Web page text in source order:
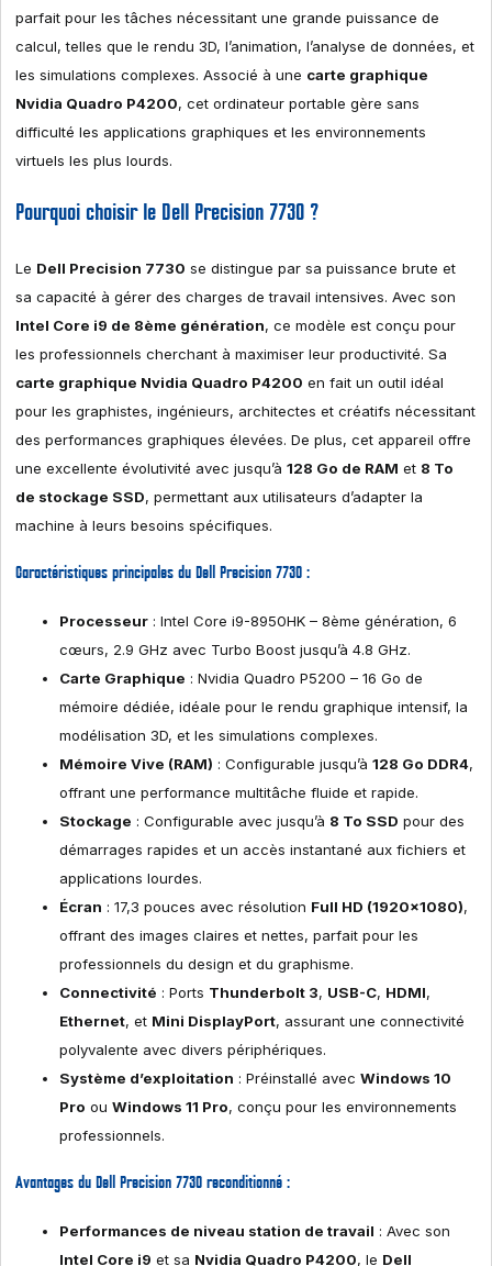
parfait pour les tâches nécessitant une grande puissance de
calcul, telles que le rendu 3D, l’animation, l’analyse de données, et
les simulations complexes. Associé à une carte graphique
Nvidia Quadro P4200, cet ordinateur portable gère sans
difficulté les applications graphiques et les environnements
virtuels les plus lourds.
Pourquoi choisir le Dell Precision 7730 ?
Le Dell Precision 7730 se distingue par sa puissance brute et
sa capacité à gérer des charges de travail intensives. Avec son
Intel Core i9 de 8ème génération, ce modèle est conçu pour
les professionnels cherchant à maximiser leur productivité. Sa
carte graphique Nvidia Quadro P4200 en fait un outil idéal
pour les graphistes, ingénieurs, architectes et créatifs nécessitant
des performances graphiques élevées. De plus, cet appareil offre
une excellente évolutivité avec jusqu’à128 Go de RAM et 8 To
de stockage SSD, permettant aux utilisateurs d’adapter la
machine à leurs besoins spécifiques.
Caractéristiques principales du Dell Precision 7730 :
Processeur : Intel Core i9-8950HK – 8ème génération, 6
cœurs, 2.9 GHz avec Turbo Boost jusqu’à 4.8 GHz.
Carte Graphique : Nvidia Quadro P5200 – 16 Go de
mémoire dédiée, idéale pour le rendu graphique intensif, la
modélisation 3D, et les simulations complexes.
Mémoire Vive (RAM) : Configurable jusqu’à128 Go DDR4,
offrant une performance multitâche fluide et rapide.
Stockage : Configurable avec jusqu’à 8 To SSD pour des
démarrages rapides et un accès instantané aux fichiers et
applications lourdes.
Écran : 17,3 pouces avec résolution Full HD (1920×1080),
offrant des images claires et nettes, parfait pour les
professionnels du design et du graphisme.
Connectivité : Ports Thunderbolt 3, USB-C, HDMI,
Ethernet, et Mini DisplayPort, assurant une connectivité
polyvalente avec divers périphériques.
Système d’exploitation : Préinstallé avecWindows 10
Pro ouWindows 11 Pro, conçu pour les environnements
professionnels.
Avantages du Dell Precision 7730 reconditionné :
Performances de niveau station de travail : Avec son
Intel Core i9 et sa Nvidia Quadro P4200, le Dell